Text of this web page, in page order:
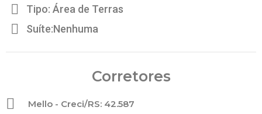
Tipo: Área de Terras
Suíte:Nenhuma
Corretores
Mello - Creci/RS: 42.587